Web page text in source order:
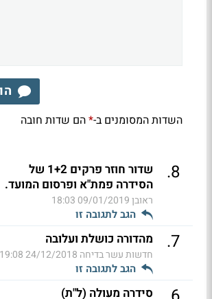
השדות המסומנים ב-*הם שדות חובה
8
.
שדור חוזר פרקים 1+2 של
הסידרה פמת"א ופרסום המועד.
ראובן09/01/2019 18:03
הגב לתגובה זו
7
. מהדורה כושלת ועלובה
חדשות עשר בדיחה 24/12/2018 19:08
הגב לתגובה זו
סידרה מעולה (ל"ת)